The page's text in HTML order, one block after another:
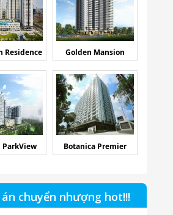
Residence Golden Mansion
ParkView Botanica Premier
chuyển nhượng hot!!!